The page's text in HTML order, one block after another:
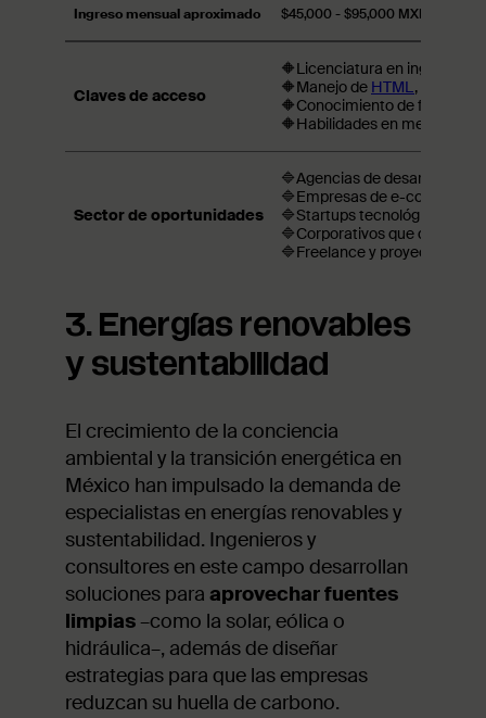
Ingreso mensual aproximado $45,000 - $95,000 MXN
Claves de acceso
🔶Licenciatura en ingeniería
🔶Manejo de HTML,
🔶Conocimiento de
🔶Habilidades en
Sector de oportunidades
🔷Agencias de desarrollo web
🔷Empresas de e-commerce
🔷Startups tecnológicas
🔷Corporativos que
🔷Freelance y proyectos
3. Energías renovables
y sustentabilidad
El crecimiento de la conciencia
ambiental y la transición energética en
México han impulsado la demanda de
especialistas en energías renovables y
sustentabilidad. Ingenieros y
consultores en este campo desarrollan
soluciones para aprovechar fuentes
limpias –como la solar, eólica o
hidráulica–, además de diseñar
estrategias para que las empresas
reduzcan su huella de carbono.